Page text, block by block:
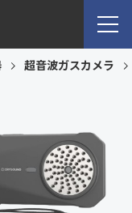
超音波ガスカメラ